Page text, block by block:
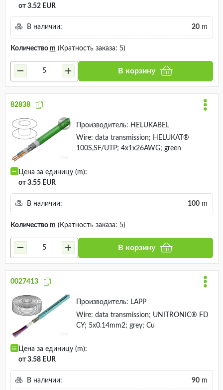
от 3.52 EUR
В наличии: 20m
Количество m (Кратность заказа: 5)
В корзину
82838
Производитель: HELUKABEL
Wire: data transmission; HELUKAT®
100S,SF/UTP; 4x1x26AWG; green
Цена за единицу (m):
от 3.55 EUR
В наличии: 100m
Количество m (Кратность заказа: 5)
В корзину
0027413
Производитель: LAPP
Wire: data transmission; UNITRONIC® FD
CY; 5x0.14mm2; grey; Cu
Цена за единицу (m):
от 3.58 EUR
В наличии: 90m